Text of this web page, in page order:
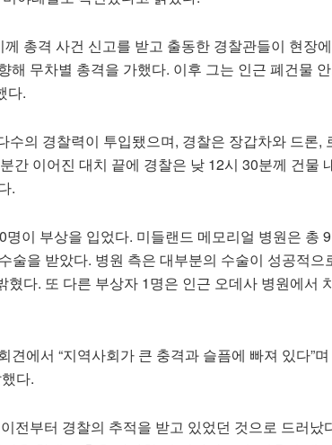
총격 사건 신고를 받고 출동한 경찰관들이 현장
해 무차별 총격을 가했다. 이후 그는 인근 폐건물
다.
수의 경찰력이 투입됐으며, 경찰은 장갑차와 드론,
간 이어진 대치 끝에 경찰은 낮 12시 30분께 건물
.
이 부상을 입었다. 미들랜드 메모리얼 병원은 총
술을 받았다. 병원 측은 대부분의 수술이 성공적으
혔다. 또 다른 부상자 1명은 인근 오데사 병원에서
견에서 “지역사회가 큰 충격과 슬픔에 빠져 있다”
다.
전부터 경찰의 추적을 받고 있었던 것으로 드러났